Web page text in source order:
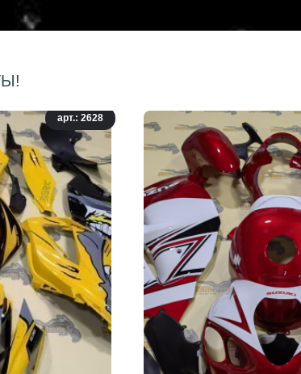
арт.: 2628